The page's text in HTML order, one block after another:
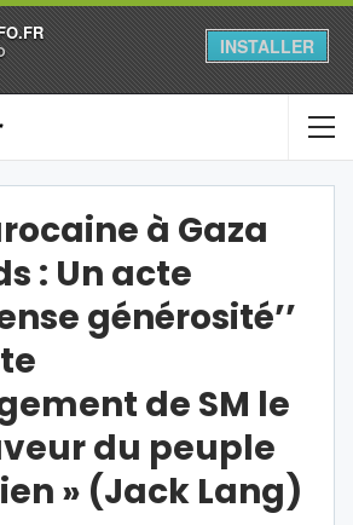
INSTALLER
à Gaza
: Un acte
générosité’’
de SM le
du peuple
» (Jack Lang)